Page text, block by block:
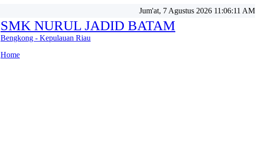
Jum'at, 7 Agustus 2026 11:06:12 AM
SMK NURUL JADID BATAM
Bengkong - Kepulauan Riau
Home